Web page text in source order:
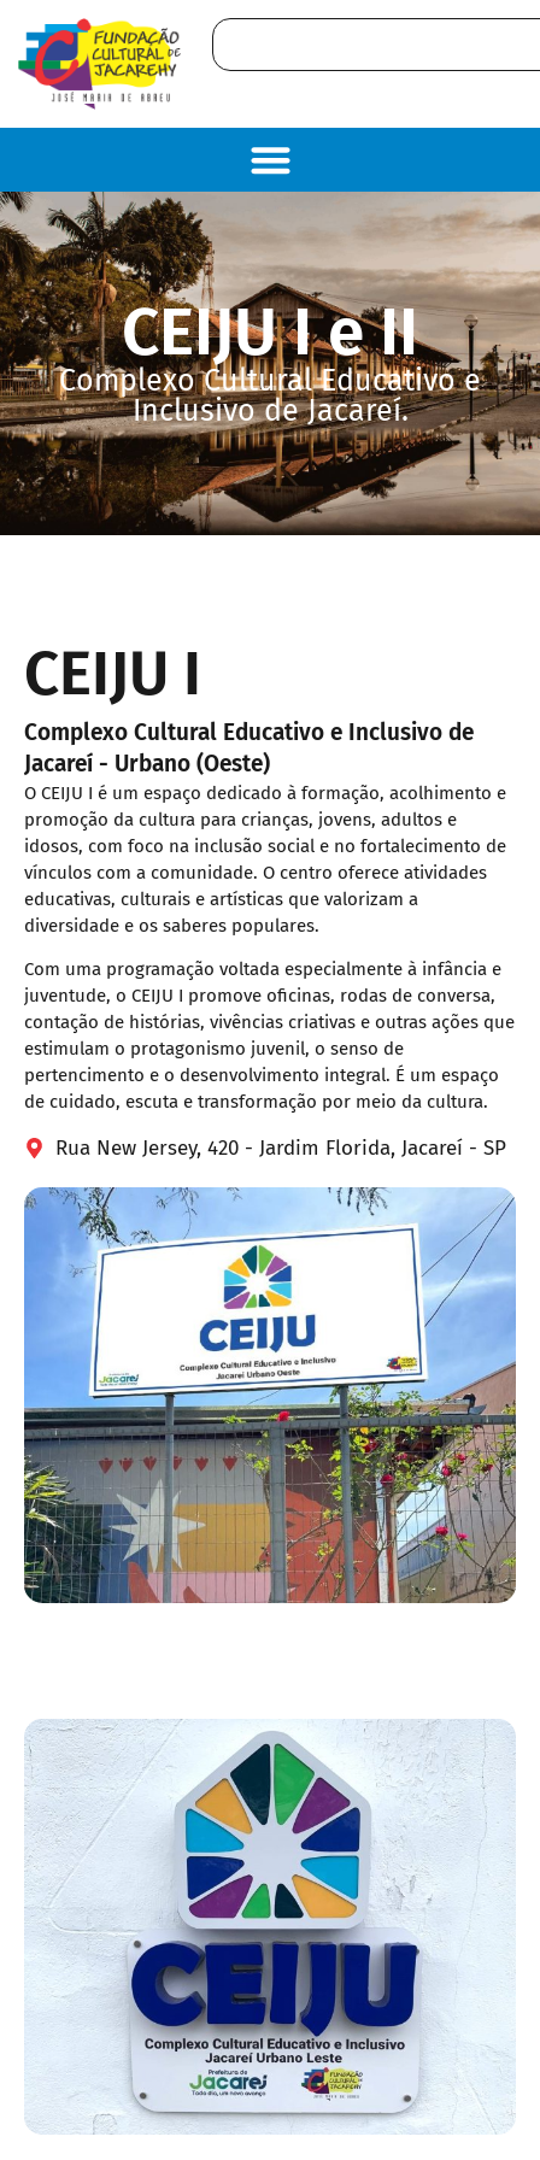
CEIJU I e II
Complexo Cultural Educativo e
Inclusivo de Jacareí.
CEIJU I
Complexo Cultural Educativo e Inclusivo de
Jacareí - Urbano (Oeste)
O CEIJU I é um espaço dedicado à formação, acolhimento e
promoção da cultura para crianças, jovens, adultos e
idosos, com foco na inclusão social e no fortalecimento de
vínculos com a comunidade. O centro oferece atividades
educativas, culturais e artísticas que valorizam a
diversidade e os saberes populares.
Com uma programação voltada especialmente à infância e
juventude, o CEIJU I promove oficinas, rodas de conversa,
contação de histórias, vivências criativas e outras ações que
estimulam o protagonismo juvenil, o senso de
pertencimento e o desenvolvimento integral. É um espaço
de cuidado, escuta e transformação por meio da cultura.
Rua New Jersey, 420 - Jardim Florida, Jacareí - SP